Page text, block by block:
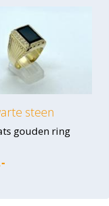
steen
gouden ring